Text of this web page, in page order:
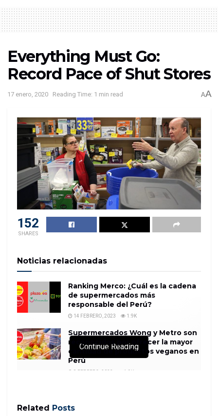
Everything Must Go:
Record Pace of Shut Stores
17 enero, 2020 Reading Time: 1 min read AA
152
SHARES
Noticias relacionadas
Ranking Merco: ¿Cuál es la cadena
de supermercados más
responsable del Perú?
14 FEBRERO, 2023 1.9K
Supermercados Wong y Metro son
reconocidos por ofrecer la mayor
cantidad de productos veganos en
Perú
8 FEBRERO, 2023 1.9K
Continue Reading
Related Posts